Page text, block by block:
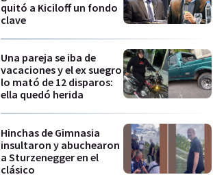
quitó a Kiciloff un fondo
clave
Una pareja se iba de
vacaciones y el ex suegro
lo mató de 12 disparos:
ella quedó herida
Hinchas de Gimnasia
insultaron y abuchearon
a Sturzenegger en el
clásico